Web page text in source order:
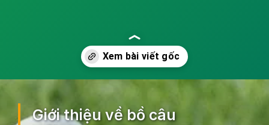
https://ocopaz.vn/nuoi-bo-cau-71
Giới thiệu về bồ câu